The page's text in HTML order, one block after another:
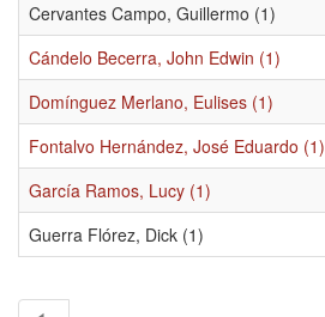
Cervantes Campo, Guillermo (1)
Cándelo Becerra, John Edwin (1)
Domínguez Merlano, Eulises (1)
Fontalvo Hernández, José Eduardo (1)
García Ramos, Lucy (1)
Guerra Flórez, Dick (1)